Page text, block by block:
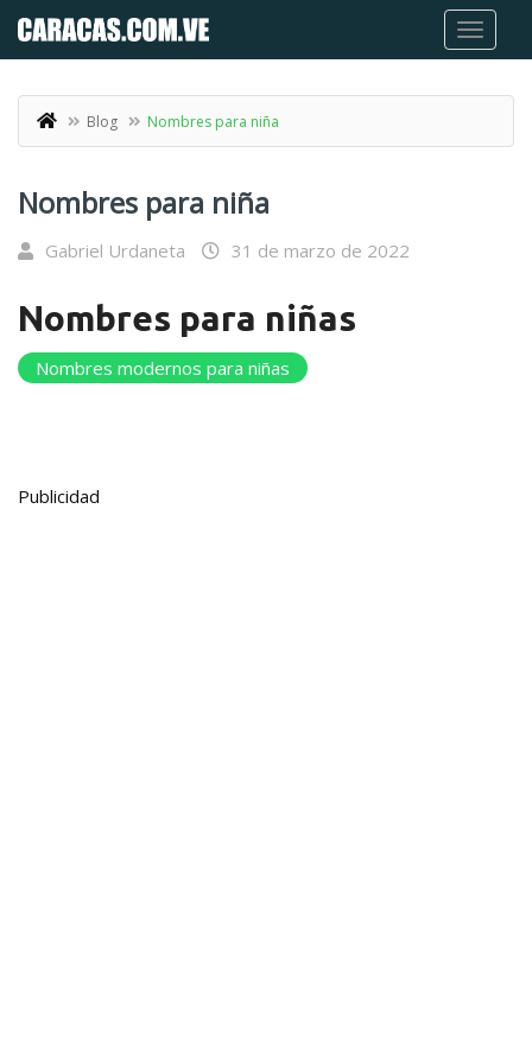
Blog Nombres para niña
Nombres para niña
Gabriel Urdaneta 31 de marzo de 2022
Nombres para niñas
Nombres modernos para niñas
Publicidad